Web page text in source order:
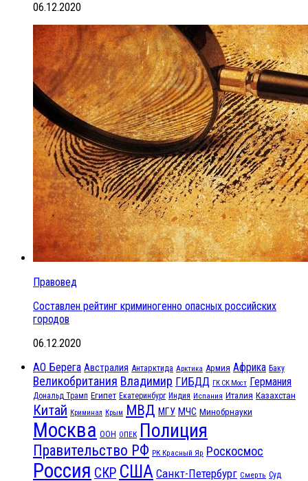
06.12.2020
Правовед
Составлен рейтинг криминогенно опасных российских
городов
06.12.2020
АО Берега Австралия Антарктида Арктика Армия Африка Баку
Великобритания Владимир ГИБДД ГК СК Мост Германия
Дональд Трамп Египет Екатеринбург Индия Испания Италия Казахстан
Китай Криминал Крым МВД МГУ МЧС Минобрнауки
Москва ООН ОПЕК Полиция
Правительство РФ РК Красный Яр Роскосмос
Россия СКР США Санкт-Петербург Смерть Суд